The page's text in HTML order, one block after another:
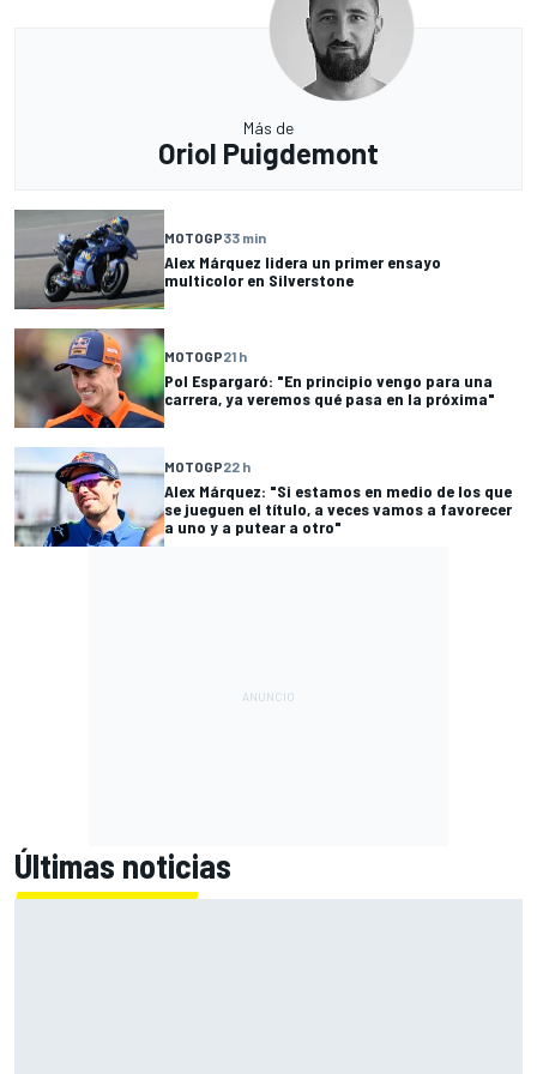
Más de
Oriol Puigdemont
MOTOGP33 min
Alex Márquez lidera un primer ensayo
multicolor en Silverstone
MOTOGP21 h
Pol Espargaró: "En principio vengo para una
carrera, ya veremos qué pasa en la próxima"
MOTOGP22 h
Alex Márquez: "Si estamos en medio de los que
se jueguen el título, a veces vamos a favorecer
a uno y a putear a otro"
Últimas noticias